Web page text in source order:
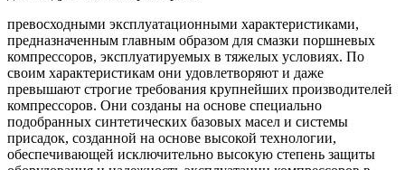
превосходными эксплуатационными характеристиками,
предназначенным главным образом для смазки поршневых
компрессоров, эксплуатируемых в тяжелых условиях. По
своим характеристикам они удовлетворяют и даже
превышают строгие требования крупнейших производителей
компрессоров. Они созданы на основе специально
подобранных синтетических базовых масел и системы
присадок, созданной на основе высокой технологии,
обеспечивающей исключительно высокую степень защиты